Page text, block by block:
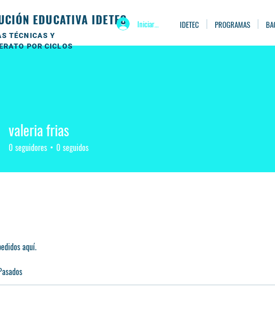
EDUCATIVA IDETEC
TÉCNICAS Y
POR CICLOS
Iniciar sesión IDETEC PROGRAMAS
aquí.
valeria frias
0 seguidores 0 seguidos